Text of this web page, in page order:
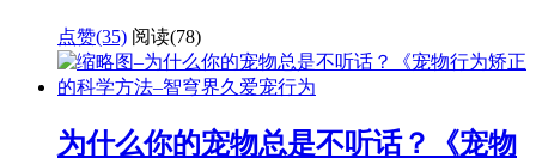
点赞(35) 阅读(78)
为什么你的宠物总是不听话？《宠物